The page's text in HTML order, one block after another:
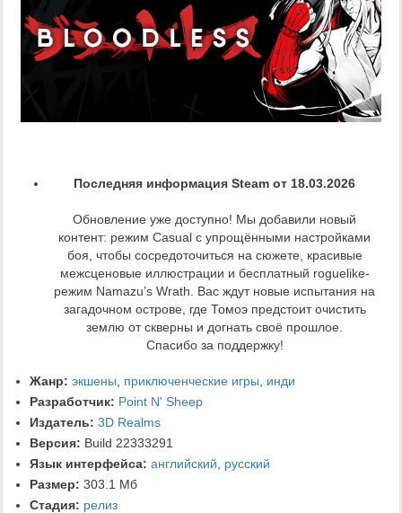
Последняя информация Steam от 18.03.2026
Обновление уже доступно! Мы добавили новый
контент: режим Casual с упрощёнными настройками
боя, чтобы сосредоточиться на сюжете, красивые
межсценовые иллюстрации и бесплатный roguelike-
режим Namazu’s Wrath. Вас ждут новые испытания на
загадочном острове, где Томоэ предстоит очистить
землю от скверны и догнать своё прошлое.
Спасибо за поддержку!
Жанр: экшены приключенческие игры
инди
Разработчик: Point N' Sheep
Издатель: 3D Realms
Версия: Build 22333291
Язык интерфейса: английский
русский
Размер: 303.1 Мб
Стадия: релиз